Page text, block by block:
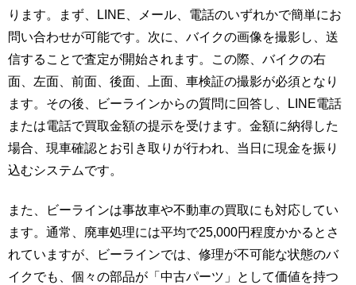
ります。まず、LINE、メール、電話のいずれかで簡単にお
問い合わせが可能です。次に、バイクの画像を撮影し、送
信することで査定が開始されます。この際、バイクの右
面、左面、前面、後面、上面、車検証の撮影が必須となり
ます。その後、ビーラインからの質問に回答し、LINE電話
または電話で買取金額の提示を受けます。金額に納得した
場合、現車確認とお引き取りが行われ、当日に現金を振り
込むシステムです。
また、ビーラインは事故車や不動車の買取にも対応してい
ます。通常、廃車処理には平均で25,000円程度かかるとさ
れていますが、ビーラインでは、修理が不可能な状態のバ
イクでも、個々の部品が「中古パーツ」として価値を持つ